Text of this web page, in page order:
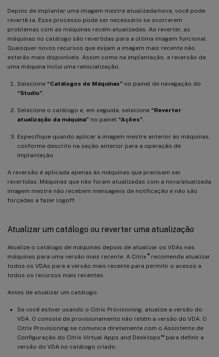
Depois de implantar uma imagem mestre atualizada/nova, você pode
revertê-la. Esse processo pode ser necessário se ocorrerem
problemas com as máquinas recém-atualizadas. Ao reverter, as
máquinas no catálogo são revertidas para a última imagem funcional.
Quaisquer novos recursos que exijam a imagem mais recente não
estarão mais disponíveis. Assim como na implantação, a reversão de
uma máquina inclui uma reinicialização.
Selecione “Catálogos de Máquinas” no painel de navegação do
“Studio”
Selecione o catálogo e, em seguida, selecione “Reverter
atualização da máquina” no painel “Ações”
Especifique quando aplicar a imagem mestre anterior às máquinas,
conforme descrito na seção anterior para a operação de
implantação.
A reversão é aplicada apenas às máquinas que precisam ser
revertidas. Máquinas que não foram atualizadas com a nova/atualizada
imagem mestre não recebem mensagens de notificação e não são
forçadas a fazer logoff.
Atualizar um catálogo ou reverter uma atualização
Atualize o catálogo de máquinas depois de atualizar os VDAs nas
máquinas para uma versão mais recente. A Citrix ®recomenda atualizar
todos os VDAs para a versão mais recente para permitir o acesso a
todos os recursos mais recentes.
Antes de atualizar um catálogo:
Se você estiver usando o Citrix Provisioning, atualize a versão do
VDA. O console de provisionamento não retém a versão do VDA. O
Citrix Provisioning se comunica diretamente com o Assistente de
Configuração do Citrix Virtual Apps and Desktops ™para definir a
versão do VDA no catálogo criado.